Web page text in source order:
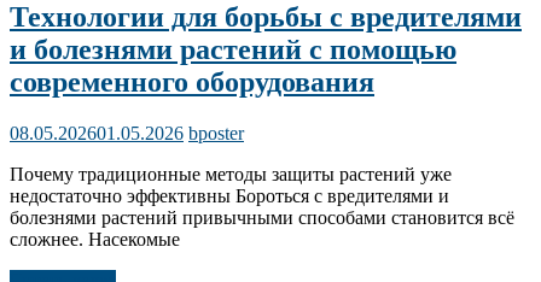
Технологии для борьбы с вредителями
и болезнями растений с помощью
современного оборудования
08.05.202601.05.2026 bposter
Почему традиционные методы защиты растений уже
недостаточно эффективны Бороться с вредителями и
болезнями растений привычными способами становится всё
сложнее. Насекомые